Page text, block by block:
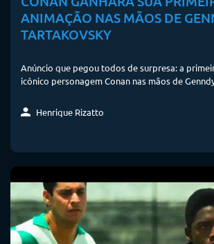
ANIMAÇÃO NAS MÃOS DE
TARTAKOVSKY
Anúncio que pegou todos de surpresa: a
icônico personagem Conan nas mãos de
Henrique Rizatto